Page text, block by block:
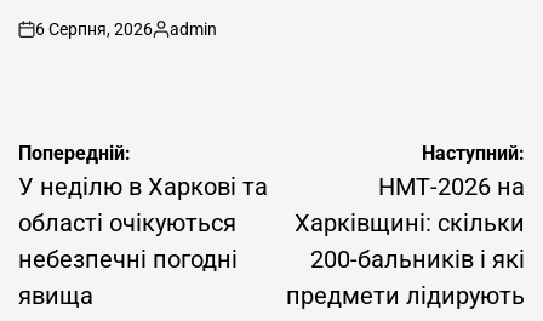
on
6 Серпня, 2026
Опубліковано
admin
Навігація
записів
Попередній:
У неділю в Харкові та
області очікуються
небезпечні погодні
явища
Наступний:
НМТ-2026 на
Харківщині: скільки
200-бальників і які
предмети лідирують